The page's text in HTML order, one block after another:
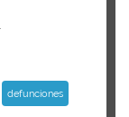
defunciones